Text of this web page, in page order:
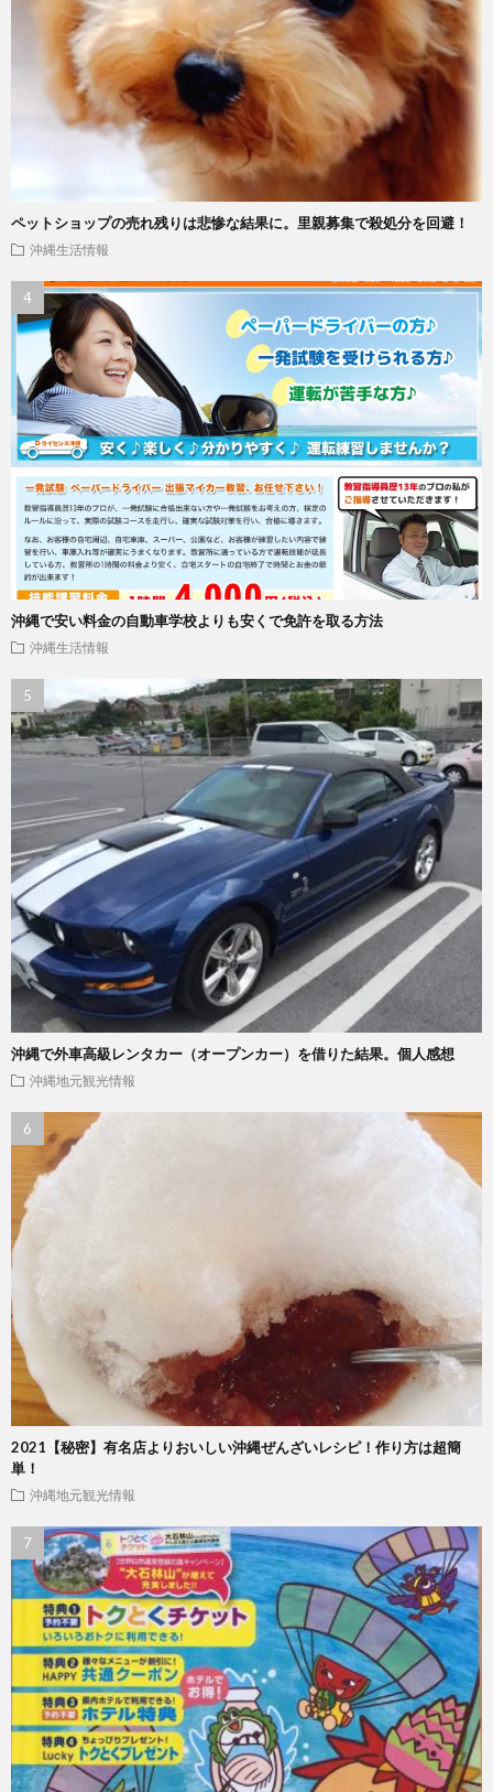
ペットショップの売れ残りは悲惨な結果に。里親募集で殺処分を回避！
沖縄生活情報
沖縄で安い料金の自動車学校よりも安くで免許を取る方法
沖縄生活情報
沖縄で外車高級レンタカー（オープンカー）を借りた結果。個人感想
沖縄地元観光情報
2021【秘密】有名店よりおいしい沖縄ぜんざいレシピ！作り方は超簡
単！
沖縄地元観光情報